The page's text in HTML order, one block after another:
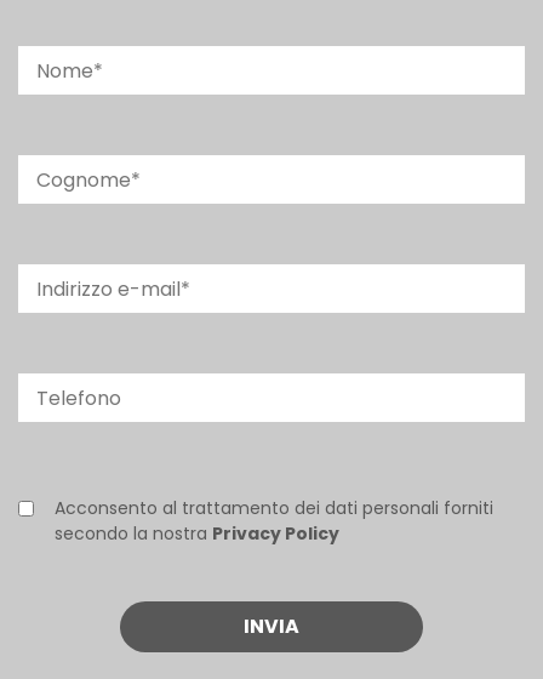
Acconsento al trattamento dei dati personali forniti
secondo la nostra Privacy Policy